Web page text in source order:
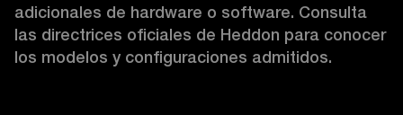
adicionales de hardware o software. Consulta
las directrices oficiales de Heddon para conocer
los modelos y configuraciones admitidos.